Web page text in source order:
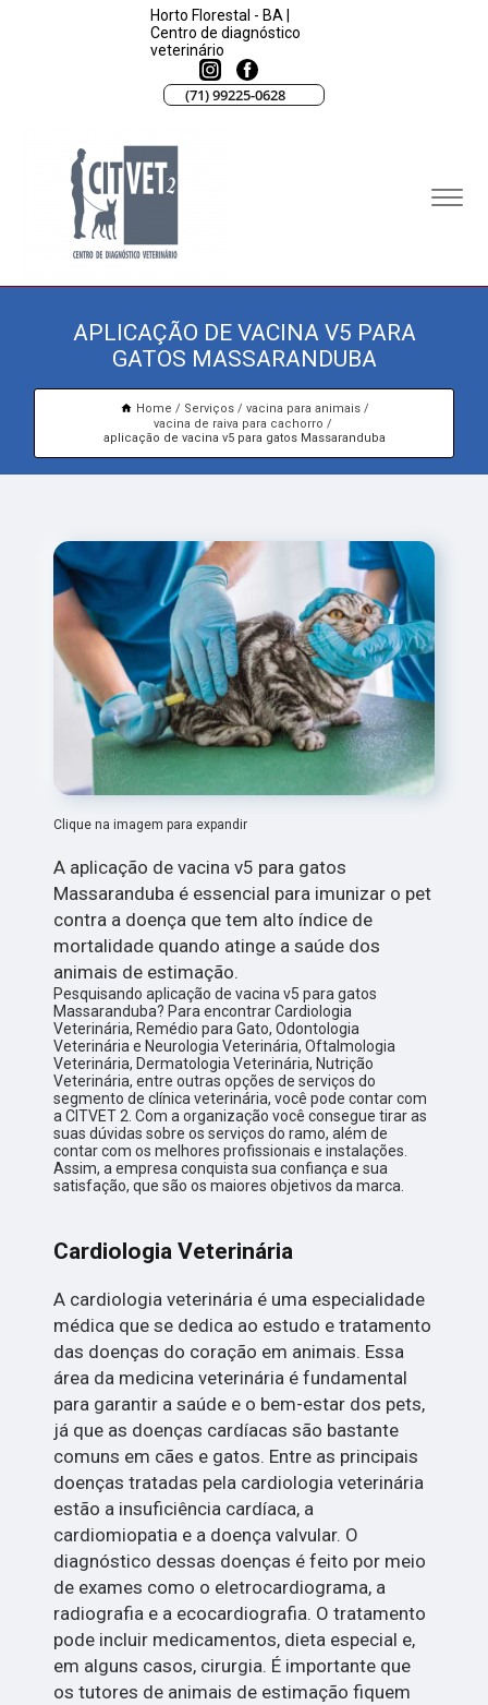
Horto Florestal - BA |
Centro de diagnóstico
veterinário
(71) 99225-0628
APLICAÇÃO DE VACINA V5 PARA
GATOS MASSARANDUBA
Home Serviços
vacina para animais
vacina de raiva para cachorro
aplicação de vacina v5 para gatos Massaranduba
Clique na imagem para expandir
A aplicação de vacina v5 para gatos
Massaranduba é essencial para imunizar o pet
contra a doença que tem alto índice de
mortalidade quando atinge a saúde dos
animais de estimação.
Pesquisando aplicação de vacina v5 para gatos
Massaranduba? Para encontrar Cardiologia
Veterinária, Remédio para Gato, Odontologia
Veterinária e Neurologia Veterinária, Oftalmologia
Veterinária, Dermatologia Veterinária, Nutrição
Veterinária, entre outras opções de serviços do
segmento de clínica veterinária, você pode contar com
a CITVET 2. Com a organização você consegue tirar as
suas dúvidas sobre os serviços do ramo, além de
contar com os melhores profissionais e instalações.
Assim, a empresa conquista sua confiança e sua
satisfação, que são os maiores objetivos da marca.
Cardiologia Veterinária
A cardiologia veterinária é uma especialidade
médica que se dedica ao estudo e tratamento
das doenças do coração em animais. Essa
área da medicina veterinária é fundamental
para garantir a saúde e o bem-estar dos pets,
já que as doenças cardíacas são bastante
comuns em cães e gatos. Entre as principais
doenças tratadas pela cardiologia veterinária
estão a insuficiência cardíaca, a
cardiomiopatia e a doença valvular. O
diagnóstico dessas doenças é feito por meio
de exames como o eletrocardiograma, a
radiografia e a ecocardiografia. O tratamento
pode incluir medicamentos, dieta especial e,
em alguns casos, cirurgia. É importante que
os tutores de animais de estimação fiquem